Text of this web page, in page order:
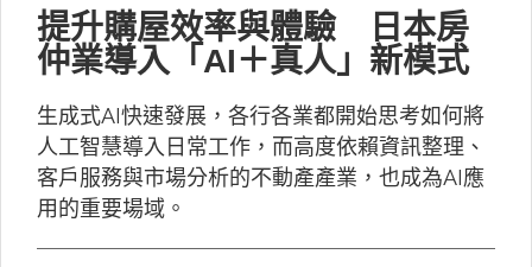
提升購屋效率與體驗 日本房
仲業導入「AI＋真人」新模式
生成式AI快速發展，各行各業都開始思考如何將
人工智慧導入日常工作，而高度依賴資訊整理、
客戶服務與市場分析的不動產產業，也成為AI應
用的重要場域。